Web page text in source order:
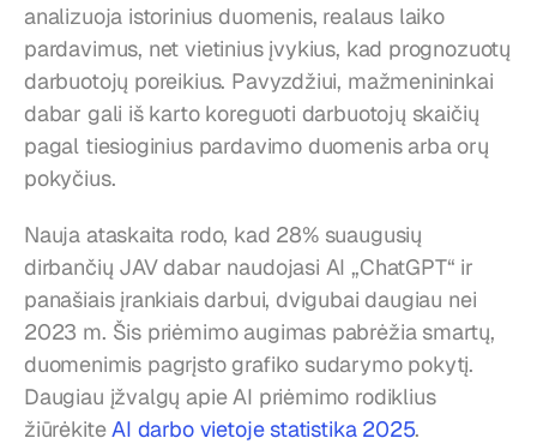
analizuoja istorinius duomenis, realaus laiko
pardavimus, net vietinius įvykius, kad prognozuotų
darbuotojų poreikius. Pavyzdžiui, mažmenininkai
dabar gali iš karto koreguoti darbuotojų skaičių
pagal tiesioginius pardavimo duomenis arba orų
pokyčius.
Nauja ataskaita rodo, kad 28% suaugusių
dirbančių JAV dabar naudojasi AI „ChatGPT“ ir
panašiais įrankiais darbui, dvigubai daugiau nei
2023 m. Šis priėmimo augimas pabrėžia smartų,
duomenimis pagrįsto grafiko sudarymo pokytį.
Daugiau įžvalgų apie AI priėmimo rodiklius
žiūrėkite AI darbo vietoje statistika 2025.